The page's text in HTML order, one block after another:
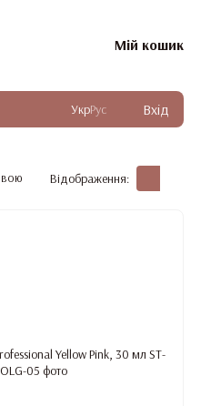
Мій кошик
УкрРус Вхід
Відображення: